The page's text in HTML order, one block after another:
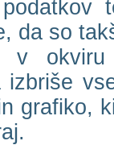
da so
v
izbriše
grafiko,